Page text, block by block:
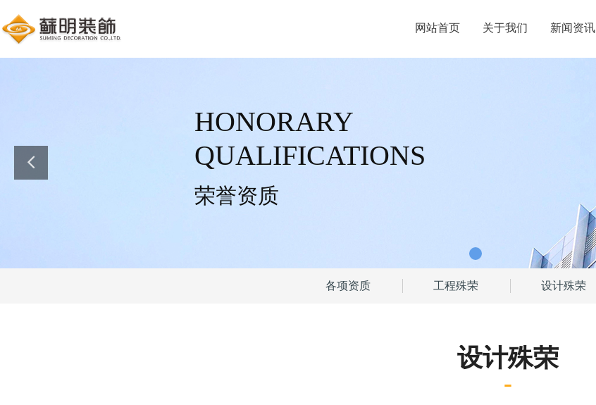
网站首页 关于我们 新闻资讯
设计殊荣
-
荣誉资质
HONORARY
QUALIFICATIONS
各项资质 工程殊荣 设计殊荣